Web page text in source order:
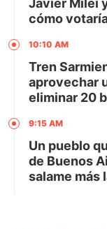
Javier Milei
cómo
10:10 AM
Tren
aprovechar
eliminar 20
9:15 AM
Un pueblo
de Buenos
salame más